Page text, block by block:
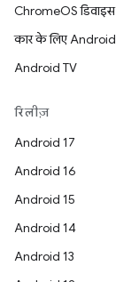
ChromeOS डिवाइस
कार के लिए Android
Android TV
रिलीज़
Android 17
Android 16
Android 15
Android 14
Android 13